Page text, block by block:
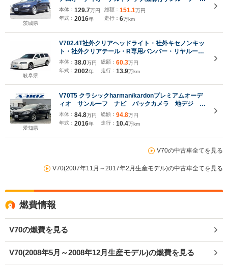
茨城県
フトベージュ本革シート シートヒーター シートベ
ンチレーション パワーテールゲート ナビゲーショ
本体： 129.7万円
年式： 2016年
総額： 151.1万円
走行： 6万km
岐阜県
V702.4T社外クリアヘッドライト・社外キセノンキッ
ト・社外クリアテール・R専用バンパー・リヤルーフ
スポイラー・シュミットモータース17インチアルミ・
後期グリル・キャリパー赤色加工・タイベル交換済・
フィルム加工
本体： 38.0万円
年式： 2002年
総額： 60.3万円
走行： 13.9万km
愛知県
V70T5 クラシックharman/kardonプレミアムオーデ
ィオ サンルーフ ナビ バックカメラ 地デジ ブ
ラウンレザーシート パワーバックドア シートヒー
タ―・クーラー ACC ETC 純正18インチアル
本体： 84.8万円
年式： 2016年
総額： 94.8万円
走行： 10.4万km
V70の中古車全てを見る
V70(2007年11月～2017年2月生産モデル)の中古車全てを見る
燃費情報
V70の燃費を見る
V70(2008年5月～2008年12月生産モデル)の燃費を見る